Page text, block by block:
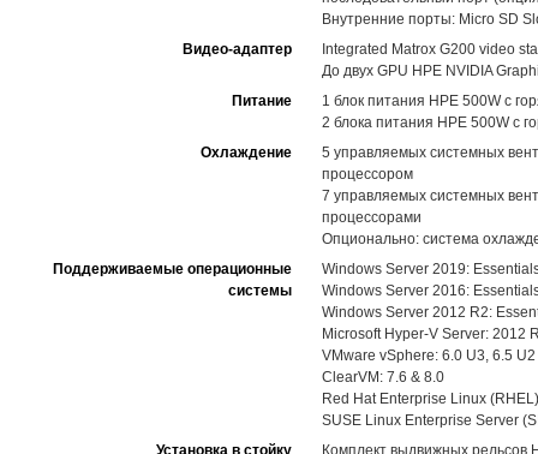
Внутренние порты: Micro SD
Видео-адаптер
Integrated Matrox G200 video
До двух GPU HPE NVIDIA
Питание
1 блок питания HPE 500W с
2 блока питания HPE 500W с
Охлаждение
5 управляемых системных
процессором
7 управляемых системных
процессорами
Опционально: система
Поддерживаемые операционные
системы
Windows Server 2019:
Windows Server 2016:
Windows Server 2012 R2:
Microsoft Hyper-V Server: 2012
VMware vSphere: 6.0 U3, 6.5
ClearVM: 7.6 & 8.0
Red Hat Enterprise Linux
SUSE Linux Enterprise Server
Установка в стойку
Комплект выдвижных рельсов